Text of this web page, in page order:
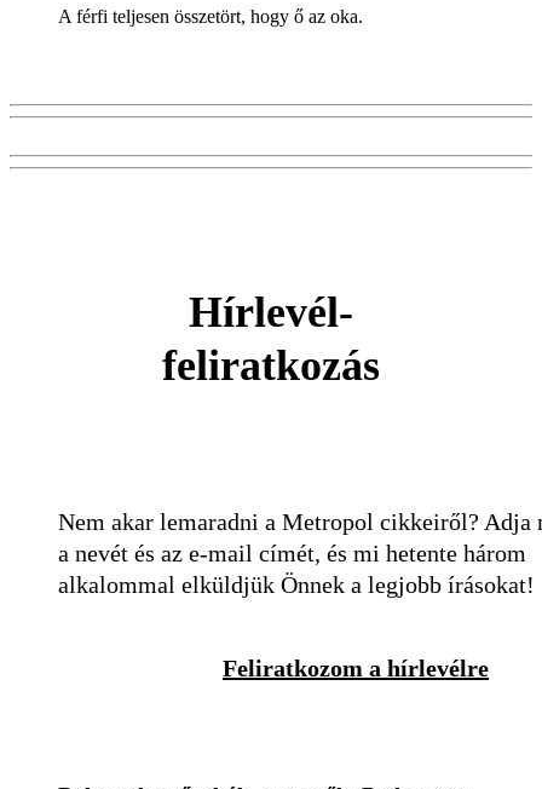
A férfi teljesen összetört, hogy ő az oka.
Hírlevél-
feliratkozás
Nem akar lemaradni a Metropol cikkeiről? Adja
a nevét és az e-mail címét, és mi hetente három
alkalommal elküldjük Önnek a legjobb írásokat!
Feliratkozom a hírlevélre